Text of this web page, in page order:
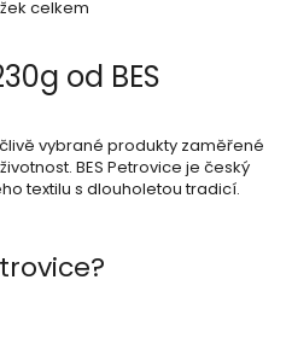
O
v
l
d
a
í
celkem
od BES
vybrané produkty zaměřené
BES Petrovice je český
textilu s dlouholetou tradicí.